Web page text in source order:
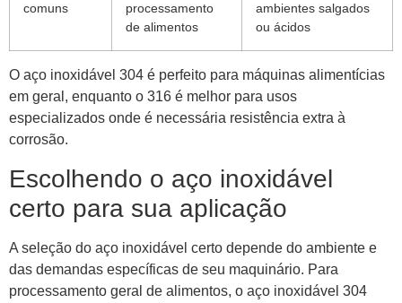
comuns
processamento
de alimentos
ambientes salgados
ou ácidos
O aço inoxidável 304 é perfeito para máquinas alimentícias
em geral, enquanto o 316 é melhor para usos
especializados onde é necessária resistência extra à
corrosão.
Escolhendo o aço inoxidável
certo para sua aplicação
A seleção do aço inoxidável certo depende do ambiente e
das demandas específicas de seu maquinário. Para
processamento geral de alimentos, o aço inoxidável 304